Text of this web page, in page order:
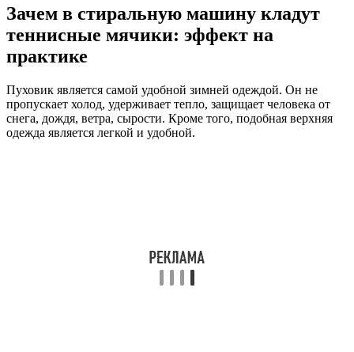
Зачем в стиральную машину кладут
теннисные мячики: эффект на
практике
Пуховик является самой удобной зимней одеждой. Он не
пропускает холод, удерживает тепло, защищает человека от
снега, дождя, ветра, сырости. Кроме того, подобная верхняя
одежда является легкой и удобной.